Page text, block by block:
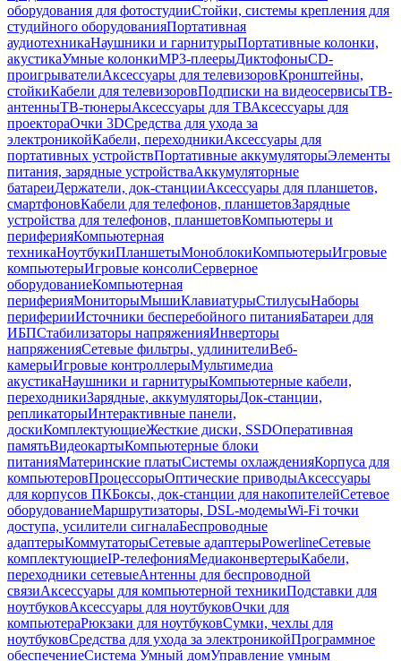
оборудования для фотостудииСтойки, системы крепления для
студийного оборудованияПортативная
аудиотехникаНаушники и гарнитурыПортативные колонки,
акустикаУмные колонкиMP3-плеерыДиктофоныCD-
проигрывателиАксессуары для телевизоровКронштейны,
стойкиКабели для телевизоровПодписки на видеосервисыТВ-
антенныТВ-тюнерыАксессуары для ТВАксессуары для
проектораОчки 3DСредства для ухода за
электроникойКабели, переходникиАксессуары для
портативных устройствПортативные аккумуляторыЭлементы
питания, зарядные устройстваАккумуляторные
батареиДержатели, док-станцииАксессуары для планшетов,
смартфоновКабели для телефонов, планшетовЗарядные
устройства для телефонов, планшетовКомпьютеры и
периферияКомпьютерная
техникаНоутбукиПланшетыМоноблокиКомпьютерыИгровые
компьютерыИгровые консолиСерверное
оборудованиеКомпьютерная
периферияМониторыМышиКлавиатурыСтилусыНаборы
периферииИсточники бесперебойного питанияБатареи для
ИБПСтабилизаторы напряженияИнверторы
напряженияСетевые фильтры, удлинителиВеб-
камерыИгровые контроллерыМультимедиа
акустикаНаушники и гарнитурыКомпьютерные кабели,
переходникиЗарядные, аккумуляторыДок-станции,
репликаторыИнтерактивные панели,
доскиКомплектующиеЖесткие диски, SSDОперативная
памятьВидеокартыКомпьютерные блоки
питанияМатеринские платыСистемы охлажденияКорпуса для
компьютеровПроцессорыОптические приводыАксессуары
для корпусов ПКБоксы, док-станции для накопителейСетевое
оборудованиеМаршрутизаторы, DSL-модемыWi-Fi точки
доступа, усилители сигналаБеспроводные
адаптерыКоммутаторыСетевые адаптерыPowerlineСетевые
комплектующиеIP-телефонияМедиаконвертерыКабели,
переходники сетевыеАнтенны для беспроводной
связиАксессуары для компьютерной техникиПодставки для
ноутбуковАксессуары для ноутбуковОчки для
компьютераРюкзаки для ноутбуковСумки, чехлы для
ноутбуковСредства для ухода за электроникойПрограммное
обеспечениеСистема Умный домУправление умным